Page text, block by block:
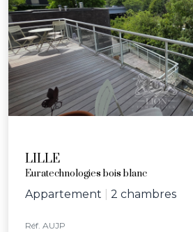
LILLE
Euratechnologies bois blanc
Appartement 2 chambres
Réf. AUJP